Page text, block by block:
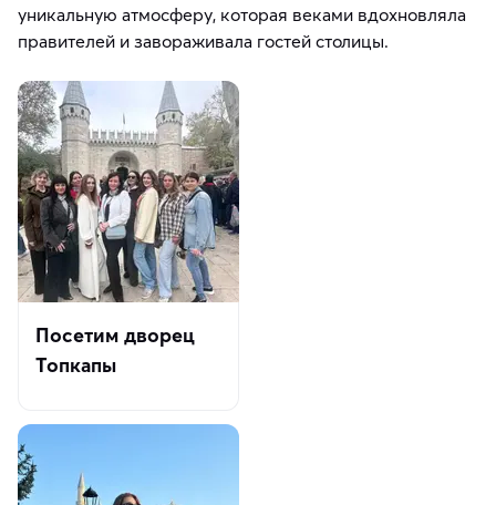
уникальную атмосферу, которая веками вдохновляла
правителей и завораживала гостей столицы.
Посетим дворец
Топкапы